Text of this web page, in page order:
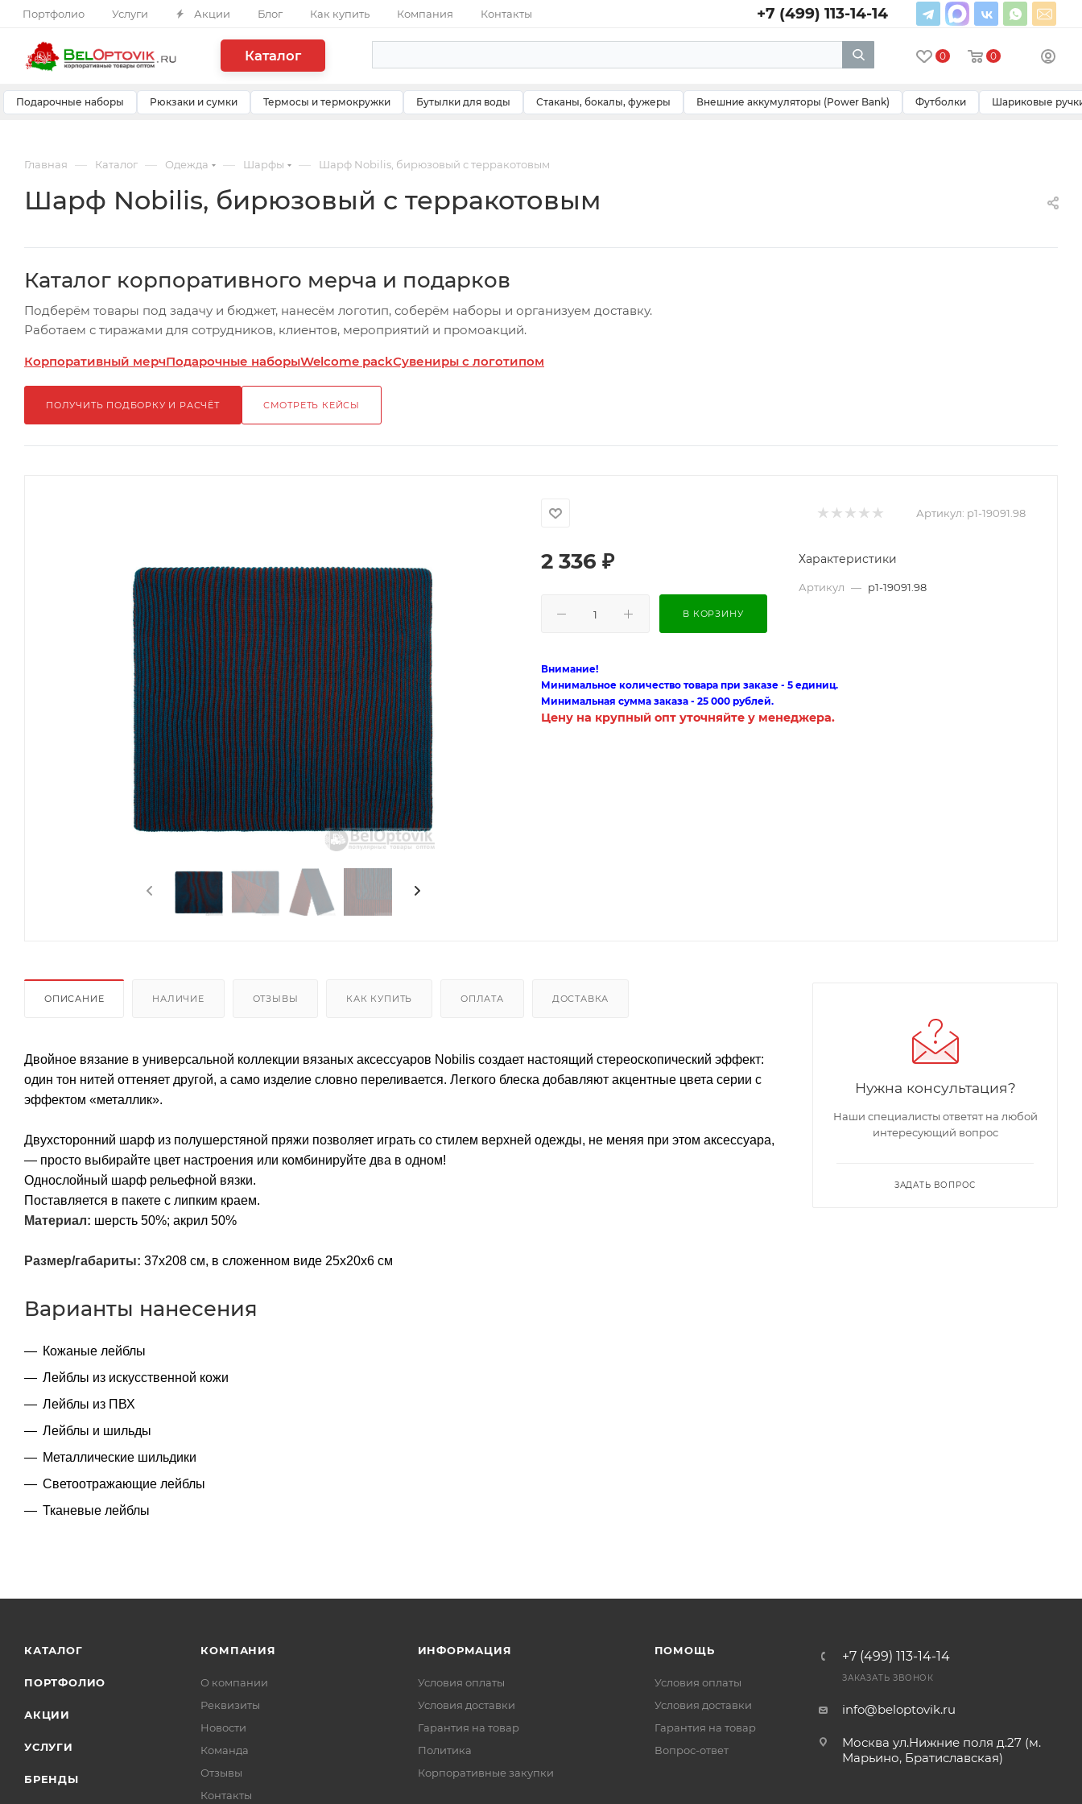
Портфолио Услуги Акции Блог Как купить Компания Контакты +7 (499) 113-14-14
Каталог 0 0
Подарочные наборы Рюкзаки и сумки Термосы и термокружки Бутылки для воды Стаканы, бокалы, фужеры Внешние аккумуляторы (Power Bank) Футболки Шариковые
Главная — Каталог — Одежда — Шарфы — Шарф Nobilis, бирюзовый с терракотовым
Шарф Nobilis, бирюзовый с терракотовым
Каталог корпоративного мерча и подарков
Подберём товары под задачу и бюджет, нанесём логотип, соберём наборы и организуем доставку.
Работаем с тиражами для сотрудников, клиентов, мероприятий и промоакций.
Корпоративный мерчПодарочные наборыWelcome packСувениры с логотипом
ПОЛУЧИТЬ ПОДБОРКУ И РАСЧЁТ СМОТРЕТЬ КЕЙСЫ
Артикул: p1-19091.98
2 336 ₽
В КОРЗИНУ
Характеристики
Артикул — p1-19091.98
Внимание!
Минимальное количество товара при заказе - 5 единиц.
Минимальная сумма заказа - 25 000 рублей.
Цену на крупный опт уточняйте у менеджера.
ОПИСАНИЕ НАЛИЧИЕ ОТЗЫВЫ КАК КУПИТЬ ОПЛАТА ДОСТАВКА
Двойное вязание в универсальной коллекции вязаных аксессуаров Nobilis создает настоящий стереоскопический эффект:
один тон нитей оттеняет другой, а само изделие словно переливается. Легкого блеска добавляют акцентные цвета серии с
эффектом «металлик».
Двухсторонний шарф из полушерстяной пряжи позволяет играть со стилем верхней одежды, не меняя при этом аксессуара,
— просто выбирайте цвет настроения или комбинируйте два в одном!
Однослойный шарф рельефной вязки.
Поставляется в пакете с липким краем.
Материал: шерсть 50%; акрил 50%
Размер/габариты: 37х208 см, в сложенном виде 25х20х6 см
Варианты нанесения
Кожаные лейблы
Лейблы из искусственной кожи
Лейблы из ПВХ
Лейблы и шильды
Металлические шильдики
Светоотражающие лейблы
Тканевые лейблы
Нужна консультация?
Наши специалисты ответят на любой
интересующий вопрос
ЗАДАТЬ ВОПРОС
КАТАЛОГ
ПОРТФОЛИО
АКЦИИ
УСЛУГИ
БРЕНДЫ
КОМПАНИЯ
О компании
Реквизиты
Новости
Команда
Отзывы
Контакты
ИНФОРМАЦИЯ
Условия оплаты
Условия доставки
Гарантия на товар
Политика
Корпоративные закупки
ПОМОЩЬ
Условия оплаты
Условия доставки
Гарантия на товар
Вопрос-ответ
+7 (499) 113-14-14
ЗАКАЗАТЬ ЗВОНОК
info@beloptovik.ru
Москва ул.Нижние поля д.27 (м.
Марьино, Братиславская)